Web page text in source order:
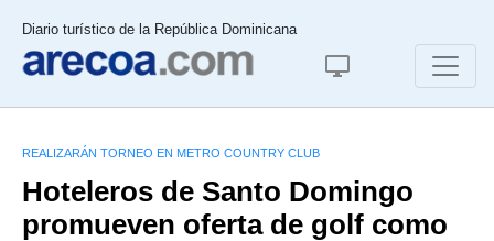
Diario turístico de la República Dominicana
REALIZARÁN TORNEO EN METRO COUNTRY CLUB
Hoteleros de Santo Domingo
promueven oferta de golf como